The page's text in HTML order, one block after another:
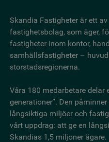
Skandia Fastigheter är ett
fastighetsbo­lag, som äger,
fastigheter inom kontor,
samhällsfastigheter –
storstadsregionerna.
Våra 180 medarbetare delar
generationer”. Den
långsiktiga miljöer och
vårt uppdrag: att ge en
Skandias 1,5 miljoner ägare.